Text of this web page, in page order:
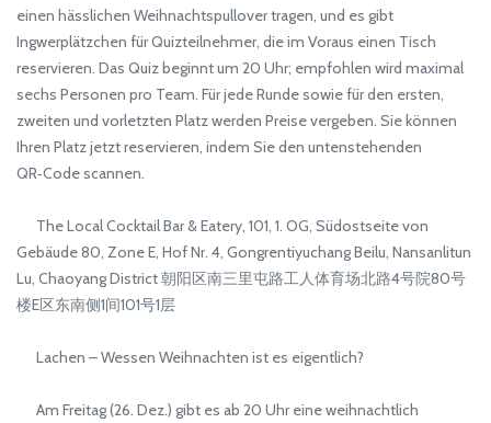
einen hässlichen Weihnachtspullover tragen, und es gibt
Ingwerplätzchen für Quizteilnehmer, die im Voraus einen Tisch
reservieren. Das Quiz beginnt um 20 Uhr; empfohlen wird maximal
sechs Personen pro Team. Für jede Runde sowie für den ersten,
zweiten und vorletzten Platz werden Preise vergeben. Sie können
Ihren Platz jetzt reservieren, indem Sie den untenstehenden
QR‑Code scannen.
The Local Cocktail Bar & Eatery, 101, 1. OG, Südostseite von
Gebäude 80, Zone E, Hof Nr. 4, Gongrentiyuchang Beilu, Nansanlitun
Lu, Chaoyang District 朝阳区南三里屯路工人体育场北路4号院80号
楼E区东南侧1间101号1层
Lachen – Wessen Weihnachten ist es eigentlich?
Am Freitag (26. Dez.) gibt es ab 20 Uhr eine weihnachtlich